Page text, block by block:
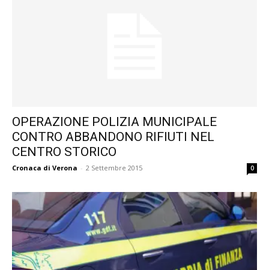
OPERAZIONE POLIZIA MUNICIPALE
CONTRO ABBANDONO RIFIUTI NEL
CENTRO STORICO
Cronaca di Verona - 2 Settembre 2015 0